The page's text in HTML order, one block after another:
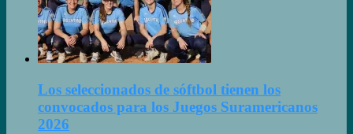
Los seleccionados de sóftbol tienen los
convocados para los Juegos Suramericanos
2026